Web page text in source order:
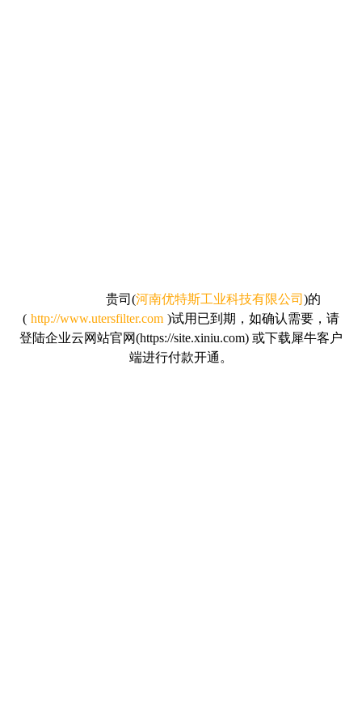
贵司 (河南优特斯工业科技有限公司 )的
( http://www.utersfilter.com )试用已到期，如确认需要，请
登陆企业云网站官网(https://site.xiniu.com) 或下载犀牛客户
端进行付款开通。